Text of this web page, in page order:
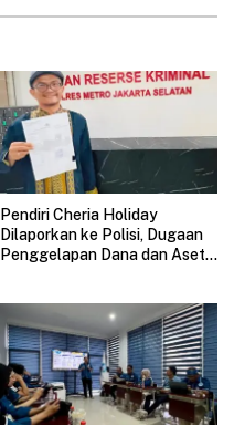
Pendiri Cheria Holiday
Dilaporkan ke Polisi, Dugaan
Penggelapan Dana dan Aset